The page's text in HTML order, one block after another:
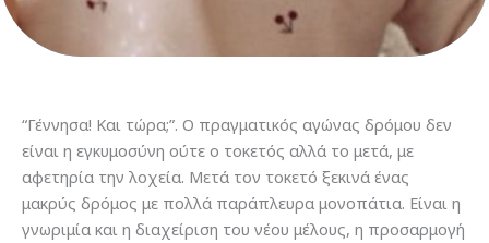
“Γέννησα! Και τώρα;”. Ο πραγματικός αγώνας δρόμου δεν
είναι η εγκυμοσύνη ούτε ο τοκετός αλλά το μετά, με
αφετηρία την λοχεία. Μετά τον τοκετό ξεκινά ένας
μακρύς δρόμος με πολλά παράπλευρα μονοπάτια. Είναι η
γνωριμία και η διαχείριση του νέου μέλους, η προσαρμογή